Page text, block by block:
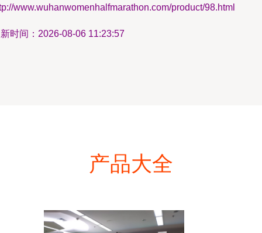
www.wuhanwomenhalfmarathon.com/product/98.html
时间：2026-08-06 11:23:57
产品大全